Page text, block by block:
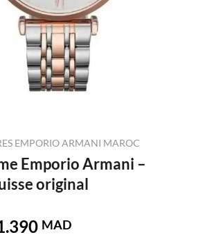
EMPORIO ARMANI MAROC
Emporio Armani –
original
MADLe